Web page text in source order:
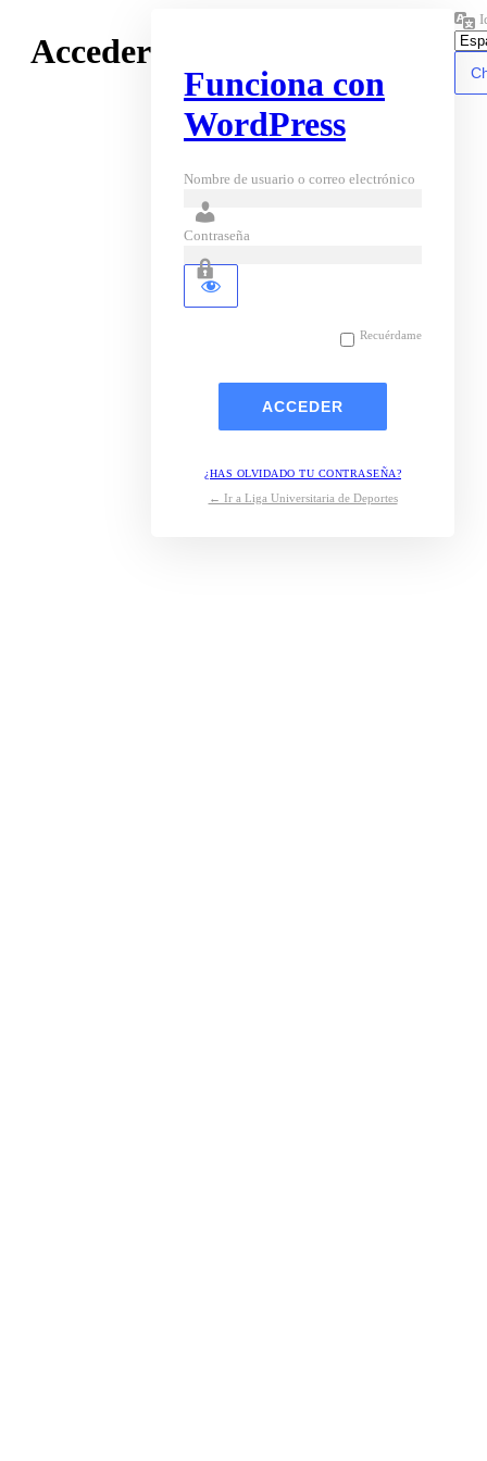
Acceder
Funciona con
WordPress
Nombre de usuario o correo electrónico
Contraseña
Recuérdame
¿HAS OLVIDADO TU CONTRASEÑA?
← Ir a Liga Universitaria de Deportes